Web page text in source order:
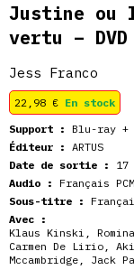
Justine ou
vertu –
Jess Franco
22,98 € En stock
Support : Blu-ray +
Éditeur : ARTUS
Date de sortie :
17
Audio : Français
Sous-titre :
Avec :
Klaus Kinski,
Carmen De Lirio,
Mccambridge, Jack